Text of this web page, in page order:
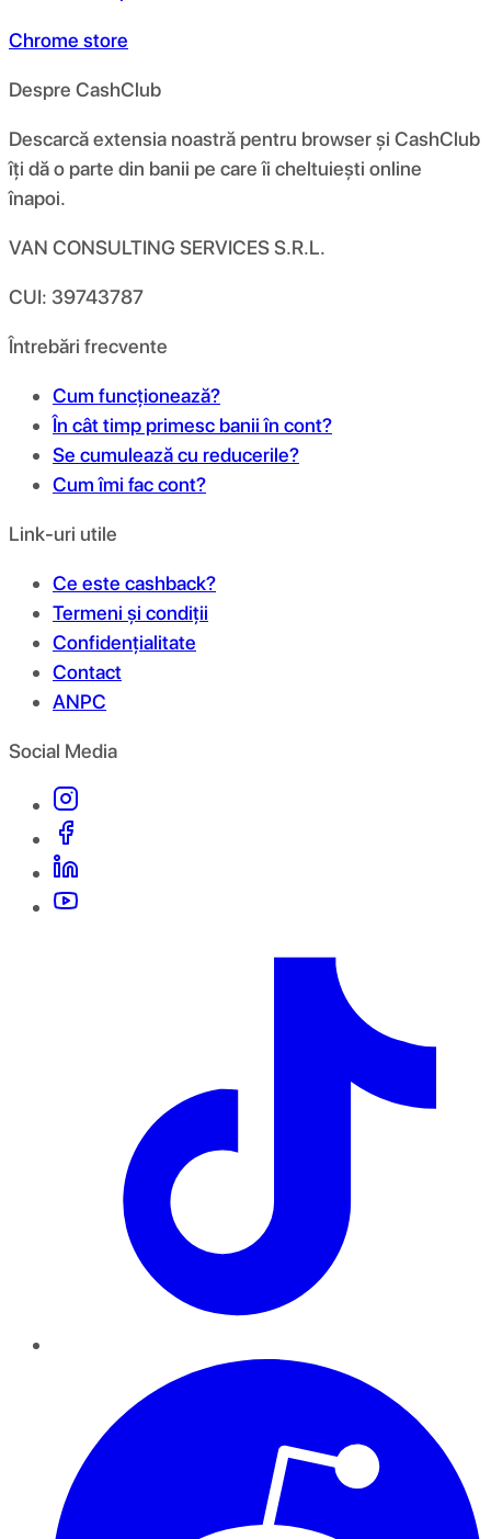
Chrome store
Despre CashClub
Descarcă extensia noastră pentru browser și CashClub
îți dă o parte din banii pe care îi cheltuiești online
înapoi.
VAN CONSULTING SERVICES S.R.L.
CUI: 39743787
Întrebări frecvente
Cum funcționează?
În cât timp primesc banii în cont?
Se cumulează cu reducerile?
Cum îmi fac cont?
Link-uri utile
Ce este cashback?
Termeni și condiții
Confidențialitate
Contact
ANPC
Social Media